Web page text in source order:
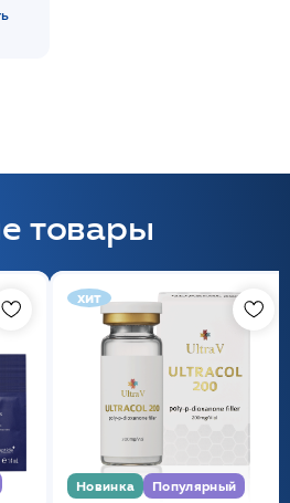
товары
хит
Новинка Популярный